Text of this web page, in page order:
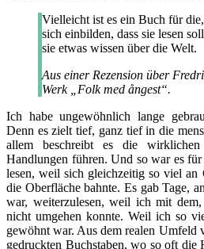
Vielleicht ist es ein Buch für
sich einbilden, dass sie lesen
sie etwas wissen über die Welt.
Aus einer Rezension über
Werk „Folk med ångest“.
Ich habe ungewöhnlich lange
Denn es zielt tief, ganz tief in die
allem beschreibt es die
Handlungen führen. Und so war es
lesen, weil sich gleichzeitig so viel
die Oberfläche bahnte. Es gab Tage,
war, weiterzulesen, weil ich mit
nicht umgehen konnte. Weil ich so
gewöhnt war. Aus dem realen Umfeld
gedruckten Buchstaben, wo so oft die